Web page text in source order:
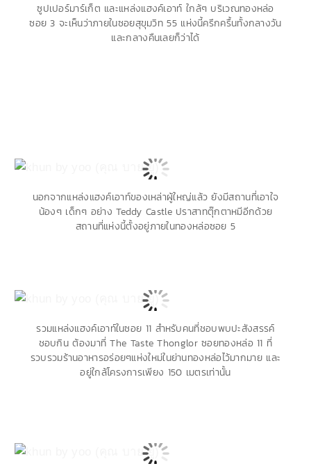
ซูปเปอร์มาร์เก็ต และแหล่งแฮงค์เอาท์ ใกล้ๆ บริเวณทองหล่อ
ซอย 3 จะเห็นว่าภายในซอยสุขุมวิท 55 แห่งนี้ครึกครื้นทั้งกลางวัน
และกลางคืนเลยก็ว่าได้
นอกจากแหล่งแฮงค์เอาท์ของเหล่าผู้ใหญ่แล้ว ยังมีสถานที่เอาใจ
น้องๆ เด็กๆ อย่าง Teddy Castle ปราสาทตุ๊กตาหมีอีกด้วย
สถานที่แห่งนี้ตั้งอยู่ภายในทองหล่อซอย 5
รวมแหล่งแฮงค์เอาท์ในซอย 11 สำหรับคนที่ชอบพบปะสังสรรค์
ชอบกิน ต้องมาที่ The Taste Thonglor ซอยทองหล่อ 11 ที่
รวบรวมร้านอาหารอร่อยๆแห่งใหม่ในย่านทองหล่อไว้มากมาย และ
อยู่ใกล้โครงการเพียง 150 เมตรเท่านั้น